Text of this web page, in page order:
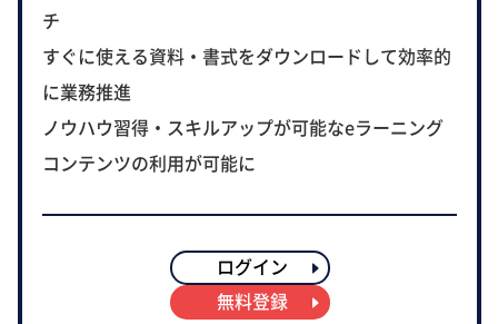
チ
すぐに使える資料・書式をダウンロードして効率的
に業務推進
ノウハウ習得・スキルアップが可能なeラーニング
コンテンツの利用が可能に
ログイン
無料登録